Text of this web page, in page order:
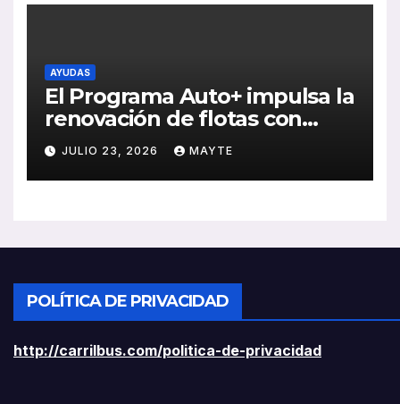
AYUDAS
El Programa Auto+ impulsa la
renovación de flotas con
ayudas a vehículos eléctricos
ligeros
JULIO 23, 2026 MAYTE
POLÍTICA DE PRIVACIDAD
http://carrilbus.com/politica-de-privacidad